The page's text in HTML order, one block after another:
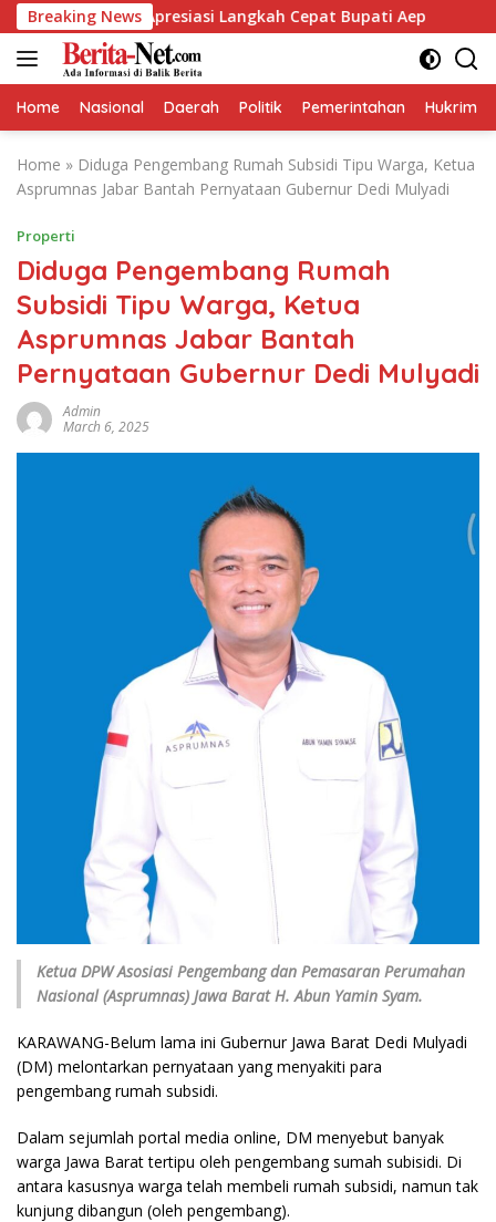
Skip
to
content
Breaking News
Apresiasi Langkah Cepat Bupati Aep
Home Nasional Daerah Politik Pemerintahan Hukrim
Home » Diduga Pengembang Rumah Subsidi Tipu Warga, Ketua
Asprumnas Jabar Bantah Pernyataan Gubernur Dedi Mulyadi
Properti
Diduga Pengembang Rumah
Subsidi Tipu Warga, Ketua
Asprumnas Jabar Bantah
Pernyataan Gubernur Dedi Mulyadi
Admin
March 6, 2025
Ketua DPW Asosiasi Pengembang dan Pemasaran Perumahan
Nasional (Asprumnas) Jawa Barat H. Abun Yamin Syam.
KARAWANG-Belum lama ini Gubernur Jawa Barat Dedi Mulyadi
(DM) melontarkan pernyataan yang menyakiti para
pengembang rumah subsidi.
Dalam sejumlah portal media online, DM menyebut banyak
warga Jawa Barat tertipu oleh pengembang sumah subisidi. Di
antara kasusnya warga telah membeli rumah subsidi, namun tak
kunjung dibangun (oleh pengembang).